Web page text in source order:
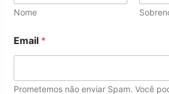
Nome
*
E
a
i
Email *
Prometemos não enviar Spam. Você